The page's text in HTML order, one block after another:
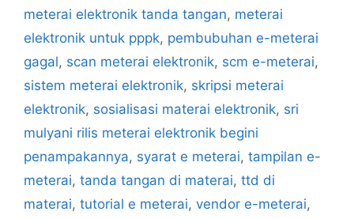
meterai elektronik tanda tangan, meterai
elektronik untuk pppk, pembubuhan e-meterai
gagal, scan meterai elektronik, scm e-meterai,
sistem meterai elektronik, skripsi meterai
elektronik, sosialisasi materai elektronik, sri
mulyani rilis meterai elektronik begini
penampakannya, syarat e meterai, tampilan e-
meterai, tanda tangan di materai, ttd di
materai, tutorial e meterai, vendor e-meterai,